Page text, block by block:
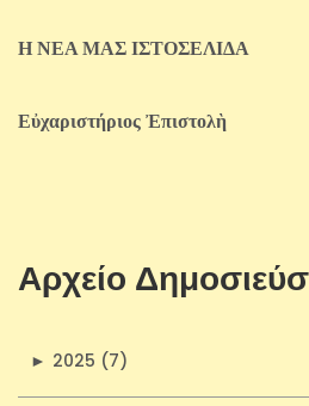
Η ΝΕΑ ΜΑΣ ΙΣΤΟΣΕΛΙΔΑ
Εὐχαριστήριος Ἐπιστολὴ
Αρχείο
► 2025 (7)